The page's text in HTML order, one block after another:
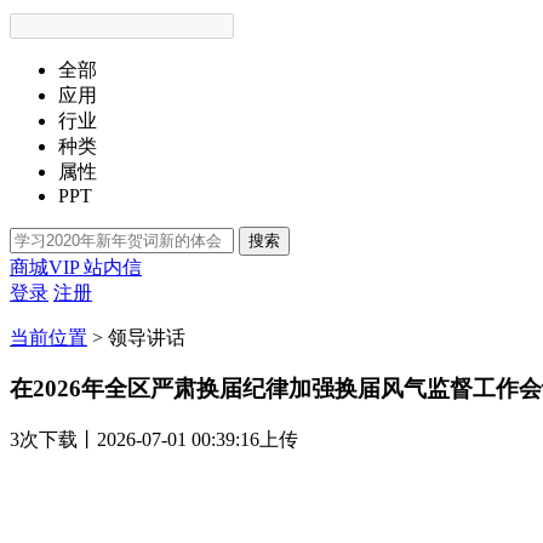
全部
应用
行业
种类
属性
PPT
搜索
商城VIP站内信
登录 注册
当前位置 > 领导讲话
在2026年全区严肃换届纪律加强换届风气监督工作
3次下载 丨2026-07-01 00:39:16上传